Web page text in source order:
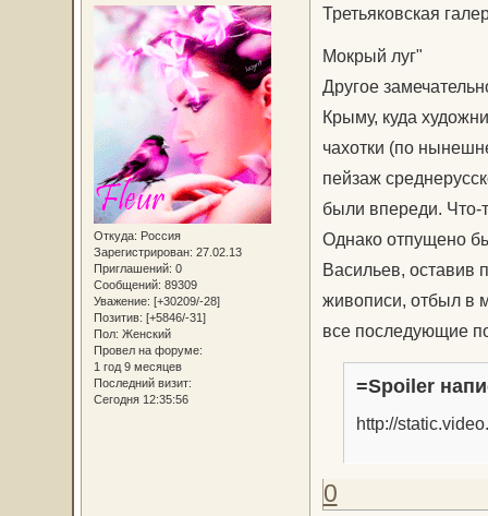
Откуда: Россия
Зарегистрирован: 27.02.13
Приглашений: 0
Сообщений: 89309
Уважение: [+30209/-28]
Позитив: [+5846/-31]
Пол: Женский
Провел на форуме:
1 год 9 месяцев
Последний визит:
Сегодня 12:35:56
Третьяковская
Мокрый луг"
Другое
Крыму, куда
чахотки (по
пейзаж
были впереди. Что-
Однако отпущено
Васильев, оставив
живописи, отбыл в
все последующие
=Spoiler
http://
0